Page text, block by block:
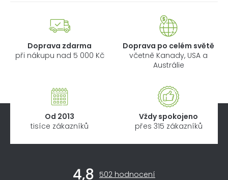
Doprava zdarma
při nákupu nad 5 000 Kč
Doprava po celém světě
včetně Kanady, USA a
Austrálie
Od 2013
tisíce zákazníků
Vždy spokojeno
přes 315 zákazníků
4,8
Průměrné
502 hodnocení